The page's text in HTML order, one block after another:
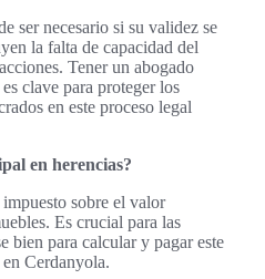
ser necesario si su validez se
la falta de capacidad del
Tener un abogado
clave para proteger los
en este proceso legal
en herencias?
sobre el valor
Es crucial para las
bien para calcular y pagar este
Cerdanyola.